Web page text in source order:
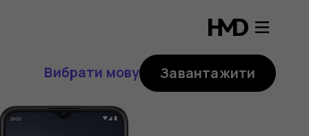
Вибрати мову Завантажити